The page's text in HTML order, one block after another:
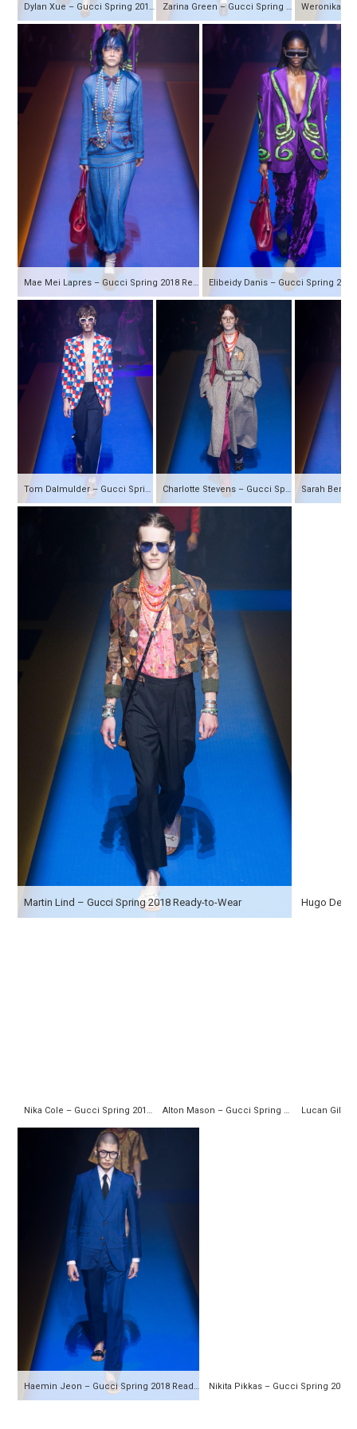
Dylan Xue – Gucci Spring 2018 Ready-to-Wear Zarina Green – Gucci Spring 2018 Ready-to-Wear
Mae Mei Lapres – Gucci Spring 2018 Ready-to-Wear
Tom Dalmulder – Gucci Spring 2018 Ready-to-Wear Charlotte Stevens – Gucci Spring 2018 Ready-to-Wear
Martin Lind – Gucci Spring 2018 Ready-to-Wear Hugo De
Nika Cole – Gucci Spring 2018 Ready-to-Wear Alton Mason – Gucci Spring 2018 Ready-to-Wear
Haemin Jeon – Gucci Spring 2018 Ready-to-Wear